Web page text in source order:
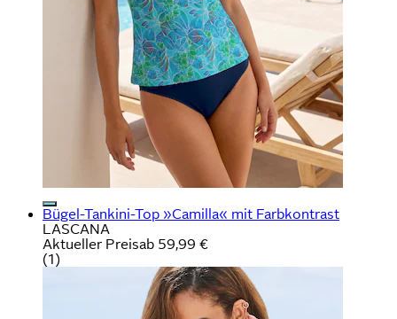
Bügel-Tankini-Top »Camilla« mit Farbkontrast
LASCANA
Aktueller Preisab 59,99 €
(1)